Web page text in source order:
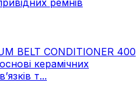
ремнів
BELT CONDITIONER 400
керамічних
т...